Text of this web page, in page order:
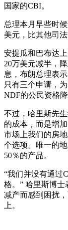
国家的CBI。
总理本月早些时
美元，比其他司
安提瓜和巴布达
20万美元减半，
息，布朗总理表
只有三个申请，
NDF的公民资格
不过，哈里斯先
的成本，而是增
市场上我们的房
个选项。唯一的
50％的产品。
“我们并没有通过
格。” 哈里斯博
减产而感到困扰
上。